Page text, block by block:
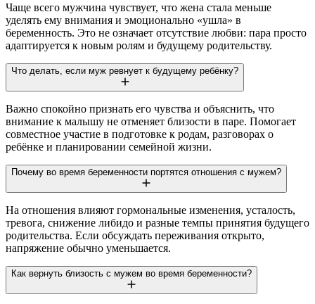
Чаще всего мужчина чувствует, что жена стала меньше
уделять ему внимания и эмоционально «ушла» в
беременность. Это не означает отсутствие любви: пара просто
адаптируется к новым ролям и будущему родительству.
Что делать, если муж ревнует к будущему ребёнку?
Важно спокойно признать его чувства и объяснить, что
внимание к малышу не отменяет близости в паре. Помогает
совместное участие в подготовке к родам, разговорах о
ребёнке и планировании семейной жизни.
Почему во время беременности портятся отношения с мужем?
На отношения влияют гормональные изменения, усталость,
тревога, снижение либидо и разные темпы принятия будущего
родительства. Если обсуждать переживания открыто,
напряжение обычно уменьшается.
Как вернуть близость с мужем во время беременности?